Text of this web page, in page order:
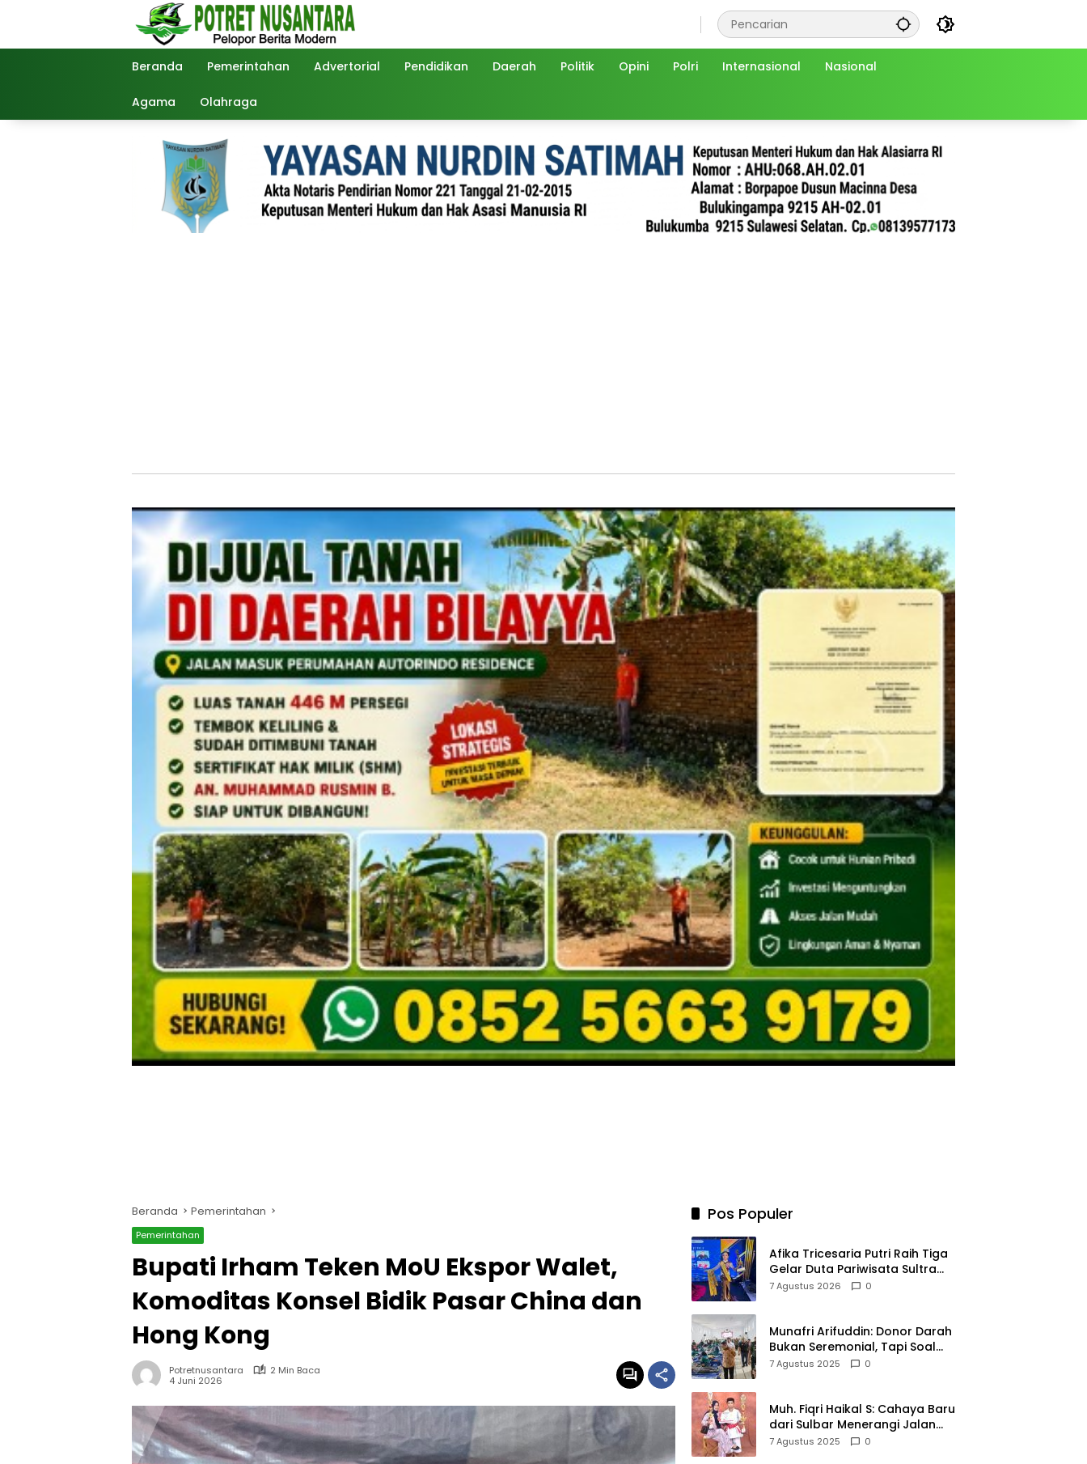
Beranda Pemerintahan Advertorial Pendidikan Daerah Politik Opini Polri Internasional Nasional
Agama Olahraga
Beranda Pemerintahan
Pemerintahan
Bupati Irham Teken MoU Ekspor Walet,
Komoditas Konsel Bidik Pasar China dan
Hong Kong
Potretnusantara
2 Min Baca
4 Juni 2026
Pos Populer
Afika Tricesaria Putri Raih Tiga
Gelar Duta Pariwisata Sultra
2026, Siap Harumkan Nama
7 Agustus 2026 0
Munafri Arifuddin: Donor Darah
Bukan Seremonial, Tapi Soal
Kemanusiaan
7 Agustus 2025 0
Muh. Fiqri Haikal S: Cahaya Baru
dari Sulbar Menerangi Jalan
Prestasi
7 Agustus 2025 0